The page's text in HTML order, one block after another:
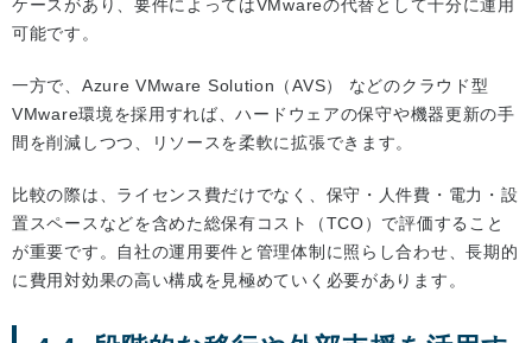
ケースがあり、要件によってはVMwareの代替として十分に運用
可能です。
一方で、Azure VMware Solution（AVS） などのクラウド型
VMware環境を採用すれば、ハードウェアの保守や機器更新の手
間を削減しつつ、リソースを柔軟に拡張できます。
比較の際は、ライセンス費だけでなく、保守・人件費・電力・設
置スペースなどを含めた総保有コスト（TCO）で評価すること
が重要です。自社の運用要件と管理体制に照らし合わせ、長期的
に費用対効果の高い構成を見極めていく必要があります。